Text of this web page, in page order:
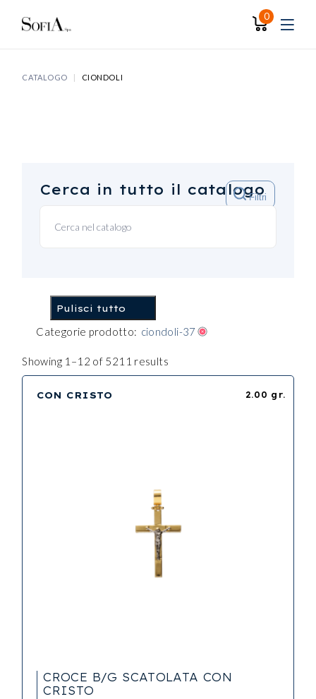
0
CATALOGO CIONDOLI
Cerca in tutto il catalogo
Filtri
Pulisci tutto
Categorie prodotto: ciondoli-37
Showing 1–12 of 5211 results
2.00 gr.
CON CRISTO
CROCE B/G SCATOLATA CON
CRISTO